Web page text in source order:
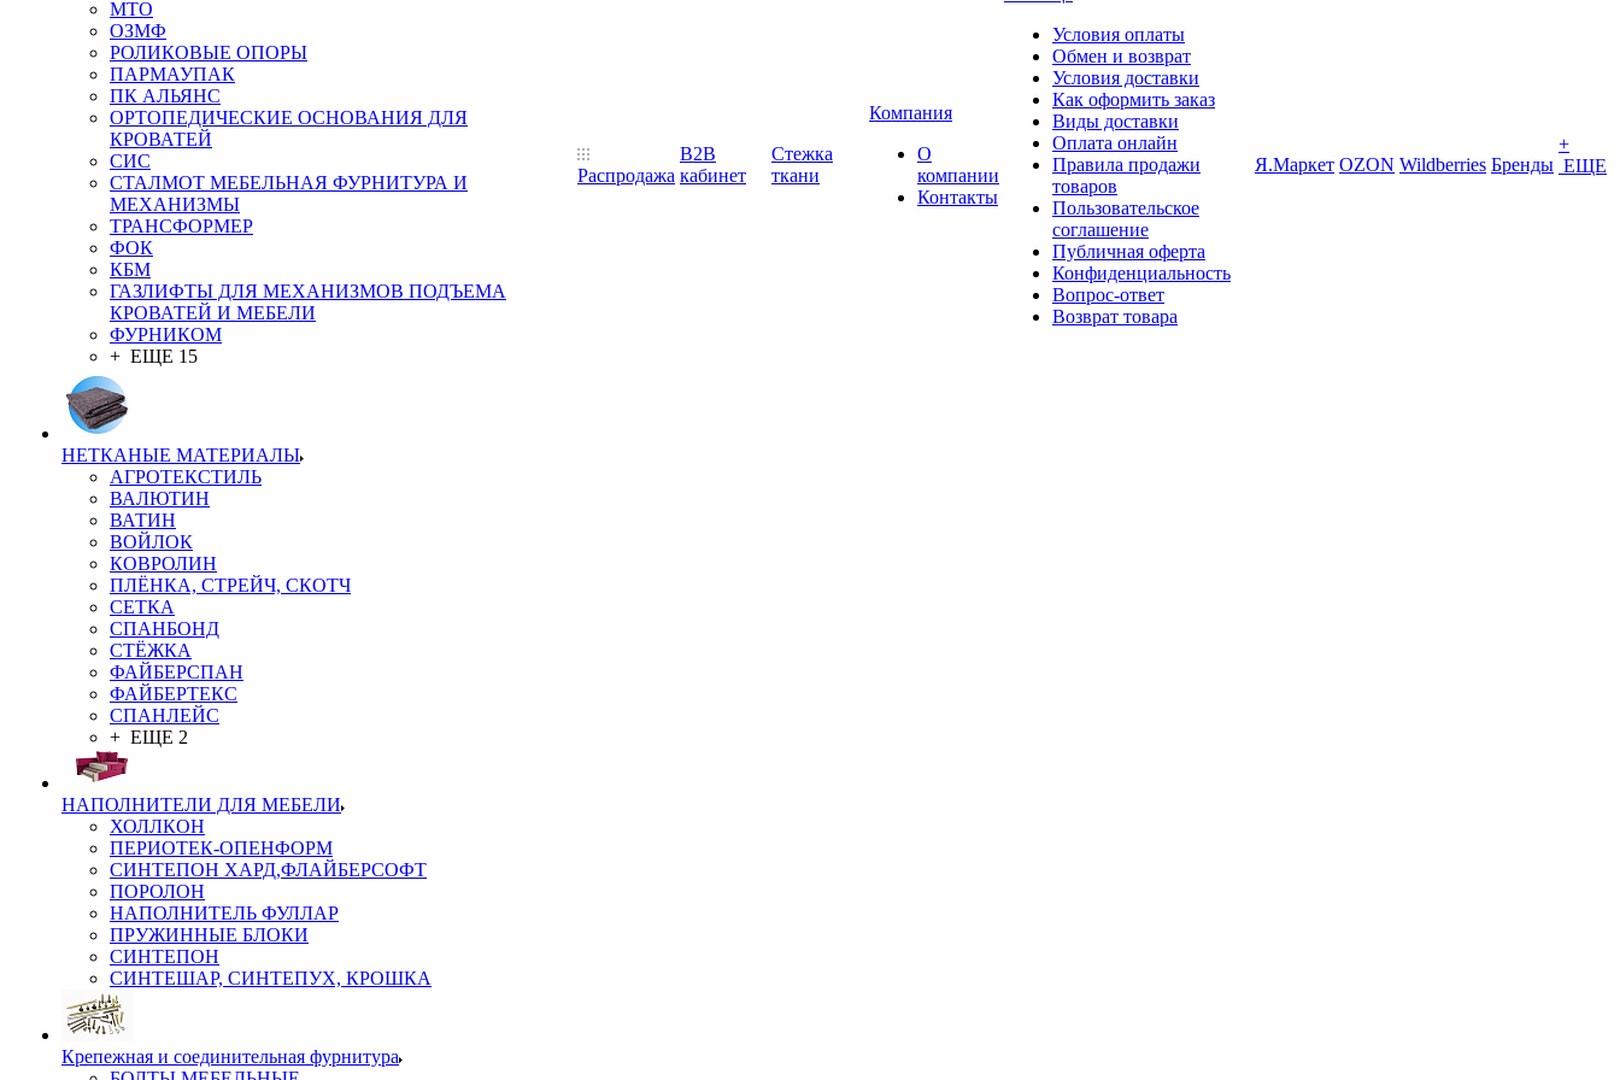
MTO
ОЗМФ
РОЛИКОВЫЕ ОПОРЫ
ПАРМАУПАК
ПК АЛЬЯНС
ОРТОПЕДИЧЕСКИЕ ОСНОВАНИЯ ДЛЯ
КРОВАТЕЙ
СИС
СТАЛМОТ МЕБЕЛЬНАЯ ФУРНИТУРА И
МЕХАНИЗМЫ
ТРАНСФОРМЕР
ФОК
КБМ
ГАЗЛИФТЫ ДЛЯ МЕХАНИЗМОВ ПОДЪЕМА
КРОВАТЕЙ И МЕБЕЛИ
ФУРНИКОМ
+ ЕЩЕ 15
НЕТКАНЫЕ МАТЕРИАЛЫ
АГРОТЕКСТИЛЬ
ВАЛЮТИН
ВАТИН
ВОЙЛОК
КОВРОЛИН
ПЛЁНКА, СТРЕЙЧ, СКОТЧ
СЕТКА
СПАНБОНД
СТЁЖКА
ФАЙБЕРСПАН
ФАЙБЕРТЕКС
СПАНЛЕЙС
+ ЕЩЕ 2
НАПОЛНИТЕЛИ ДЛЯ МЕБЕЛИ
ХОЛЛКОН
ПЕРИОТЕК-ОПЕНФОРМ
СИНТЕПОН ХАРД,ФЛАЙБЕРСОФТ
ПОРОЛОН
НАПОЛНИТЕЛЬ ФУЛЛАР
ПРУЖИННЫЕ БЛОКИ
СИНТЕПОН
СИНТЕШАР, СИНТЕПУХ, КРОШКА
Крепежная и соединительная фурнитура
Распродажа
B2B
кабинет
Стежка
ткани
Компания
О
компании
Контакты
Условия оплаты
Обмен и возврат
Условия доставки
Как оформить заказ
Виды доставки
Оплата онлайн
Правила продажи
товаров
Пользовательское
соглашение
Публичная оферта
Конфиденциальность
Вопрос-ответ
Возврат товара
Я.Маркет OZON Wildberries Бренды
+
ЕЩЕ